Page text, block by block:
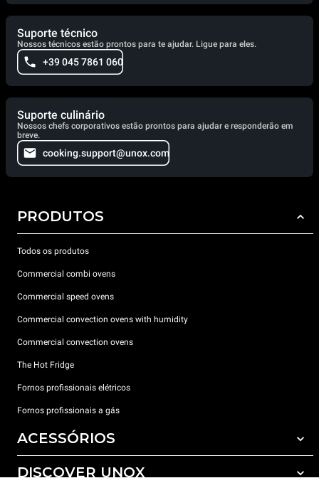
Suporte técnico
Nossos técnicos estão prontos para te ajudar. Ligue para eles.
+39 045 7861 060
Suporte culinário
Nossos chefs corporativos estão prontos para ajudar e responderão em
breve.
cooking.support@unox.com
PRODUTOS
Todos os produtos
Commercial combi ovens
Commercial speed ovens
Commercial convection ovens with humidity
Commercial convection ovens
The Hot Fridge
Fornos profissionais elétricos
Fornos profissionais a gás
ACESSÓRIOS
Todos os acessórios
DISCOVER UNOX